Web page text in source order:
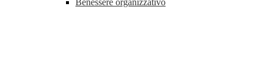
Benessere organizzativo